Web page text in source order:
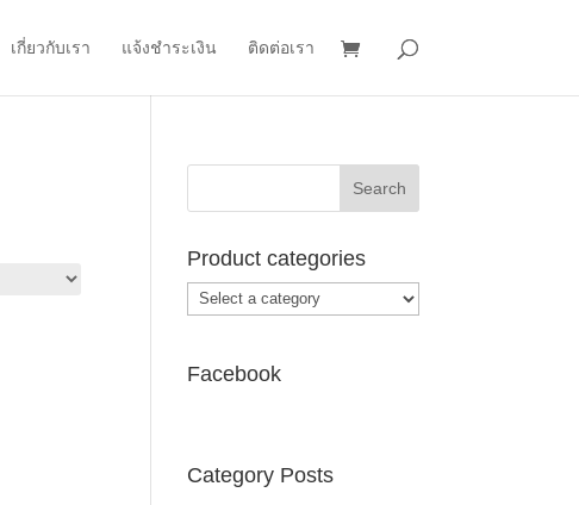
เกี่ยวกับเรา แจ้งชำระเงิน ติดต่อเรา
Product categories
Facebook
Category Posts